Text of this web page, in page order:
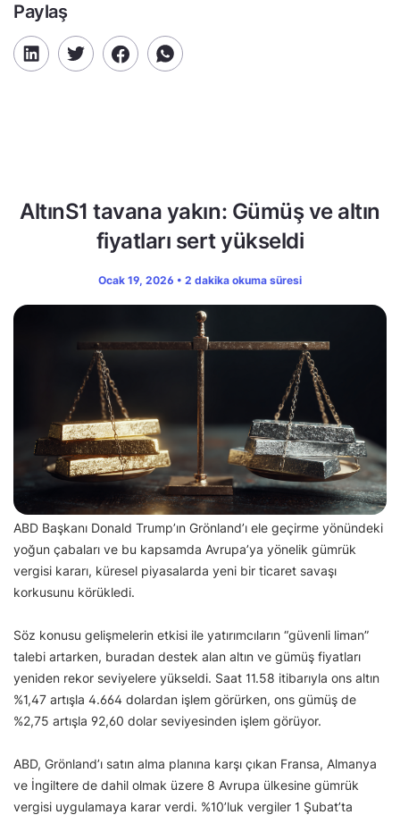
Paylaş
AltınS1 tavana yakın: Gümüş ve altın
fiyatları sert yükseldi
Ocak 19, 2026 • 2 dakika okuma süresi
ABD Başkanı Donald Trump’ın Grönland’ı ele geçirme yönündeki
yoğun çabaları ve bu kapsamda Avrupa’ya yönelik gümrük
vergisi kararı, küresel piyasalarda yeni bir ticaret savaşı
korkusunu körükledi.
Söz konusu gelişmelerin etkisi ile yatırımcıların “güvenli liman”
talebi artarken, buradan destek alan altın ve gümüş fiyatları
yeniden rekor seviyelere yükseldi. Saat 11.58 itibarıyla ons altın
%1,47 artışla 4.664 dolardan işlem görürken, ons gümüş de
%2,75 artışla 92,60 dolar seviyesinden işlem görüyor.
ABD, Grönland’ı satın alma planına karşı çıkan Fransa, Almanya
ve İngiltere de dahil olmak üzere 8 Avrupa ülkesine gümrük
vergisi uygulamaya karar verdi. %10’luk vergiler 1 Şubat’ta